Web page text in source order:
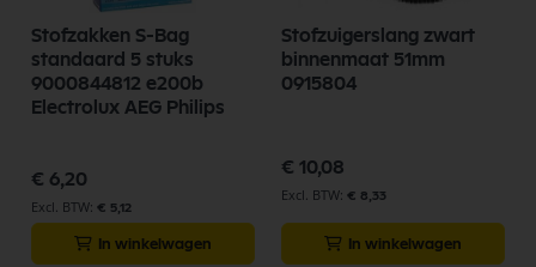
Stofzakken S-Bag
standaard 5 stuks
9000844812 e200b
Electrolux AEG Philips
€ 6,20
€ 5,12
In winkelwagen
Stofzuigerslang zwart
binnenmaat 51mm
0915804
€ 10,08
€ 8,33
In winkelwagen